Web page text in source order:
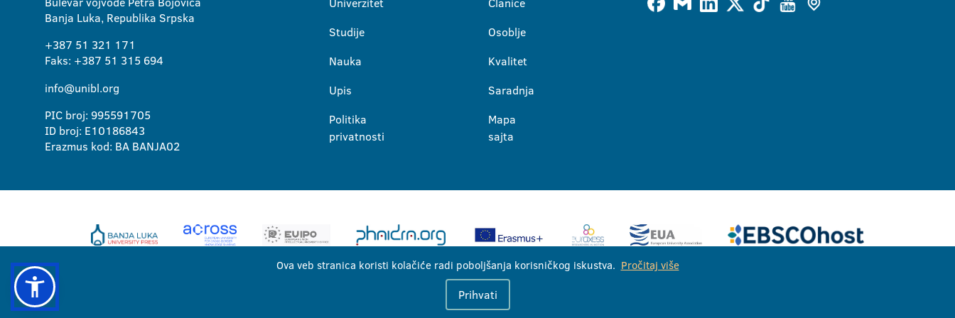
Banja Luka, Republika Srpska
+387 51 321 171
Faks: +387 51 315 694
info@unibl.org
PIC broj: 995591705
ID broj: E10186843
Erazmus kod: BA BANJA02
Studije
Nauka
Upis
Politika
privatnosti
Osoblje
Kvalitet
Saradnja
Mapa
sajta
Univerzitet u Banjoj Luci © 2026
Ova veb stranica koristi kolačiće radi poboljšanja korisničkog iskustva. Pročitaj više
Prihvati